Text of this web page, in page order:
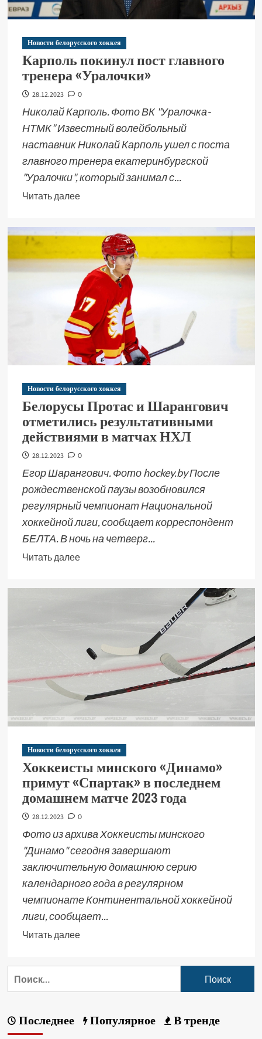
Новости белорусского хоккея
Карполь покинул пост главного
тренера «Уралочки»
28.12.2023 0
Николай Карполь. Фото ВК "Уралочка-
НТМК" Известный волейбольный
наставник Николай Карполь ушел с поста
главного тренера екатеринбургской
"Уралочки", который занимал с...
Читать далее
Новости белорусского хоккея
Белорусы Протас и Шарангович
отметились результативными
действиями в матчах НХЛ
28.12.2023 0
Егор Шарангович. Фото hockey.by После
рождественской паузы возобновился
регулярный чемпионат Национальной
хоккейной лиги, сообщает корреспондент
БЕЛТА. В ночь на четверг...
Читать далее
Новости белорусского хоккея
Хоккеисты минского «Динамо»
примут «Спартак» в последнем
домашнем матче 2023 года
28.12.2023 0
Фото из архива Хоккеисты минского
"Динамо" сегодня завершают
заключительную домашнюю серию
календарного года в регулярном
чемпионате Континентальной хоккейной
лиги, сообщает...
Читать далее
Последнее Популярное В тренде